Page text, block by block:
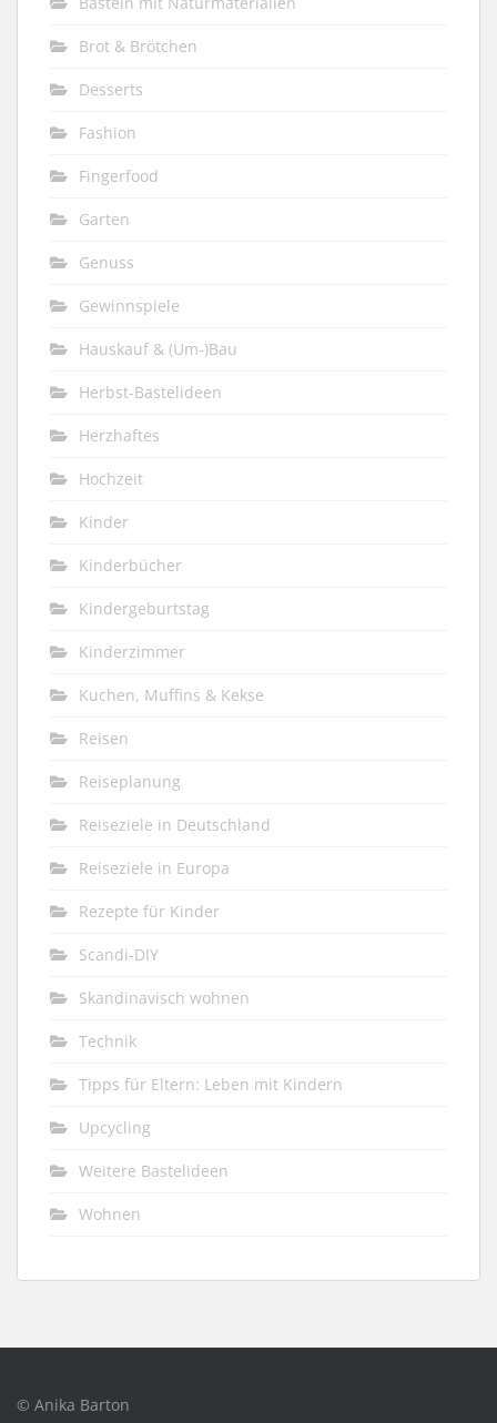
Brot & Brötchen
Desserts
Fashion
Fingerfood
Garten
Genuss
Gewinnspiele
Hauskauf & (Um-)Bau
Herbst-Bastelideen
Herzhaftes
Hochzeit
Kinder
Kinderbücher
Kindergeburtstag
Kinderzimmer
Kuchen, Muffins & Kekse
Reisen
Reiseplanung
Reiseziele in Deutschland
Reiseziele in Europa
Rezepte für Kinder
Scandi-DIY
Skandinavisch wohnen
Technik
Tipps für Eltern: Leben mit Kindern
Upcycling
Weitere Bastelideen
Wohnen
© Anika Barton